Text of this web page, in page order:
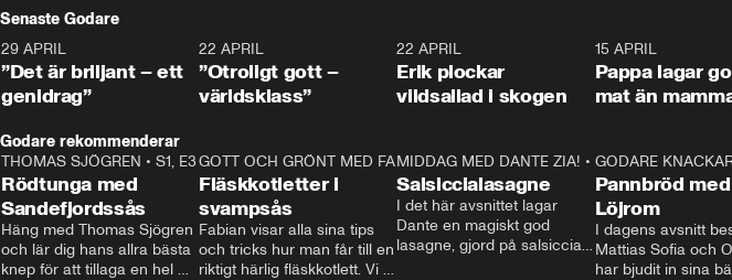
Senaste Godare
0:50
29 APRIL
”Det är briljant – ett
genidrag”
1:00
22 APRIL
”Otroligt gott –
världsklass”
22 APRIL
Erik plockar
vildsallad i skogen
15 APRIL
Pappa lagar
mat än
Godare rekommenderar
13:56
THOMAS SJÖGREN • S1, E3
Rödtunga med
Sandefjordssås
Häng med Thomas Sjögren
och lär dig hans allra bästa
knep för att tillaga en hel
12:17
GOTT OCH GRÖNT MED FABBE•S2, E2
Fläskkotletter i
svampsås
Fabian visar alla sina tips
och tricks hur man får till en
riktigt härlig fläskkotlett. Vi
16:10
MIDDAG MED DANTE ZIA! •S1, E1
Salsiccialasagne
I det här avsnittet lagar
Dante en magiskt god
lasagne, gjord på salsiccia
GODARE
Pannbröd med
Löjrom
I dagens avsnitt
Mattias Sofia och
har bjudit in sina